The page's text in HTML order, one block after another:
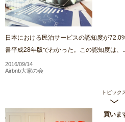
日本における民泊サービスの認知度が
書平成28年版でわかった。この認知度は、...
2016/09/14
Airbnb大家の会
トピック
買いま